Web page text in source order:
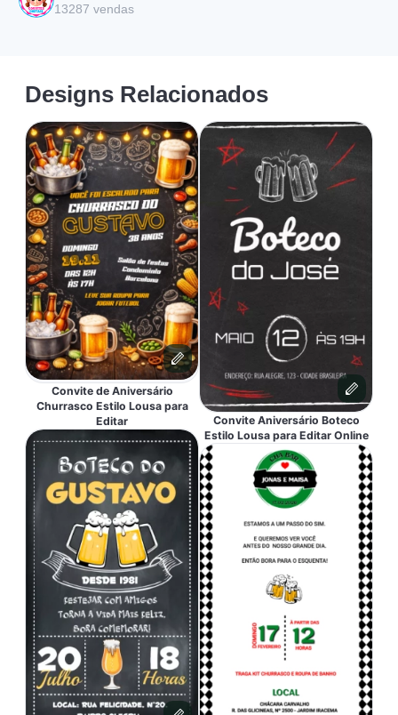
13287 vendas
Designs Relacionados
Convite de Aniversário
Churrasco Estilo Lousa para
Editar
Convite Aniversário Boteco
Estilo Lousa para Editar Online